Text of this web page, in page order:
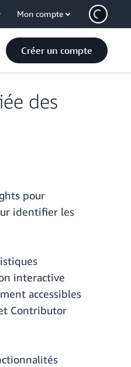
Mon compte
Créer un compte
des
pour
identifier les
interactive
accessibles
Contributor